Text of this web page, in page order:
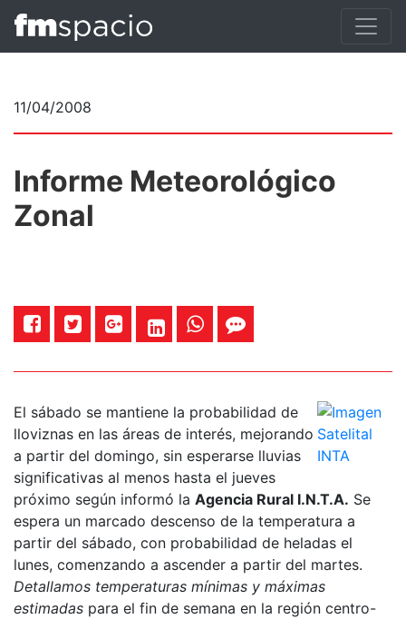
11/04/2008
Informe Meteorológico
Zonal
El sábado se mantiene la probabilidad de
lloviznas en las áreas de interés, mejorando
a partir del domingo, sin esperarse lluvias
significativas al menos hasta el jueves
próximo según informó la Agencia Rural I.N.T.A. Se
espera un marcado descenso de la temperatura a
partir del sábado, con probabilidad de heladas el
lunes, comenzando a ascender a partir del martes.
Detallamos temperaturas mínimas y máximas
estimadas para el fin de semana en la región centro-